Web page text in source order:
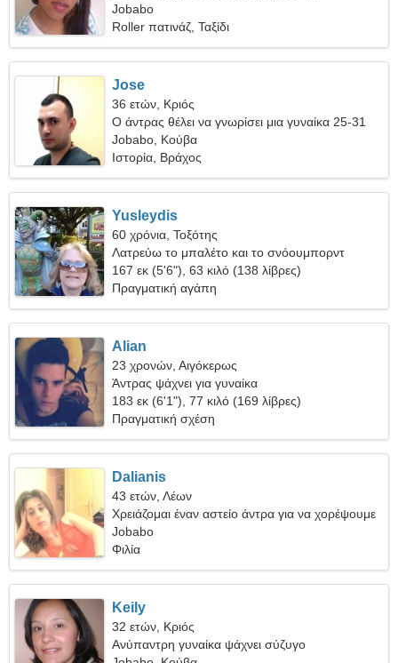
Jobabo
Roller πατινάζ, Ταξίδι
Jose
36 ετών, Κριός
Ο άντρας θέλει να γνωρίσει μια γυναίκα 25-31
Jobabo, Κούβα
Ιστορία, Βράχος
Yusleydis
60 χρόνια, Τοξότης
Λατρεύω το μπαλέτο και το σνόουμπορντ
167 εκ (5'6"), 63 κιλό (138 λίβρες)
Πραγματική αγάπη
Alian
23 χρονών, Αιγόκερως
Άντρας ψάχνει για γυναίκα
183 εκ (6'1"), 77 κιλό (169 λίβρες)
Πραγματική σχέση
Dalianis
43 ετών, Λέων
Χρειάζομαι έναν αστείο άντρα για να χορέψουμε
μαζί
Jobabo
Φιλία
Keily
32 ετών, Κριός
Ανύπαντρη γυναίκα ψάχνει σύζυγο